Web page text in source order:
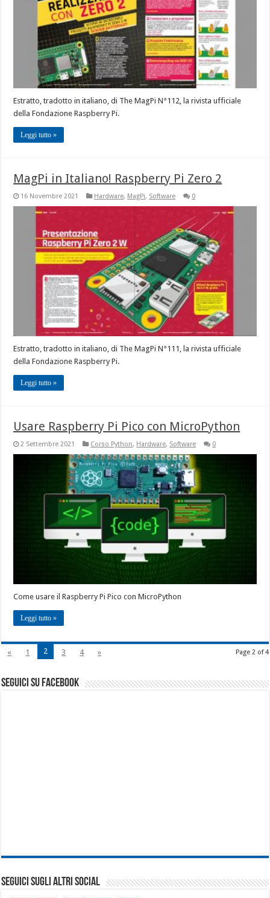
Estratto, tradotto in italiano, di The MagPi N°112, la rivista ufficiale
della Fondazione Raspberry Pi.
Leggi tutto »
MagPi in Italiano! Raspberry Pi Zero 2
16 Novembre 2021 Hardware, MagPi, Software 0
Estratto, tradotto in italiano, di The MagPi N°111, la rivista ufficiale
della Fondazione Raspberry Pi.
Leggi tutto »
Usare Raspberry Pi Pico con MicroPython
2 Settembre 2021 Corso Python, Hardware, Software 0
Come usare il Raspberry Pi Pico con MicroPython
Leggi tutto »
Page 2 of 4
« 1 2 3 4 »
seguici su facebook
SEGUICI SUGLI ALTRI SOCIAL